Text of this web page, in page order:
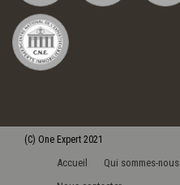
(C) One Expert 2021
Accueil Qui sommes-nous